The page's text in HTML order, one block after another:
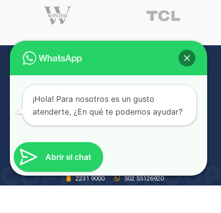
NUESTRAS SUCURSALES
6A Avenida #1465, Zona 9, Ciudad de Guatemala, Guatemala
2231 9000
502 55126920
Abrir el chat
¡Hola! Para nosotros es un gusto
atenderte, ¿En qué te podemos ayudar?